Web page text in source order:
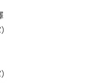
方式。 讓您購物簡單